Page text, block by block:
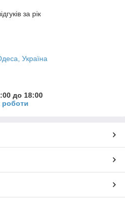
за рік
Україна
до 18:00
роботи